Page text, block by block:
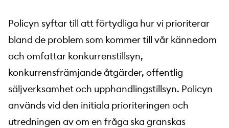
Policyn syftar till att förtydliga hur vi prioriterar
bland de problem som kommer till vår kännedom
och omfattar konkurrenstillsyn,
konkurrensfrämjande åtgärder, offentlig
säljverksamhet och upphandlingstillsyn. Policyn
används vid den initiala prioriteringen och
utredningen av om en fråga ska granskas